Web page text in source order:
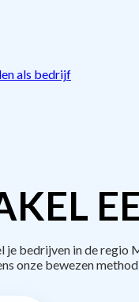
als bedrijf
bedrijven in de regio
onze bewezen